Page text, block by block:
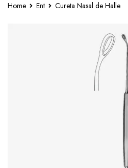
Home Ent Cureta Nasal de Halle